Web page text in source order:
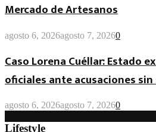
Mercado de Artesanos
agosto 6, 2026agosto 7, 20260
Caso Lorena Cuéllar: Estado
oficiales ante acusaciones
agosto 6, 2026agosto 7, 20260
Lifestyle